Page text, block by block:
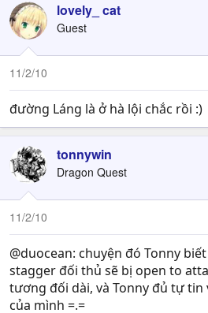
lovely_ cat
Guest
11/2/10
đường Láng là ở hà lội chắc rồi :)
tonnywin
Dragon Quest
11/2/10
@duocean: chuyện đó Tonny
stagger đối thủ sẽ bị open to
tương đối dài, và Tonny đủ tự
của mình =.=